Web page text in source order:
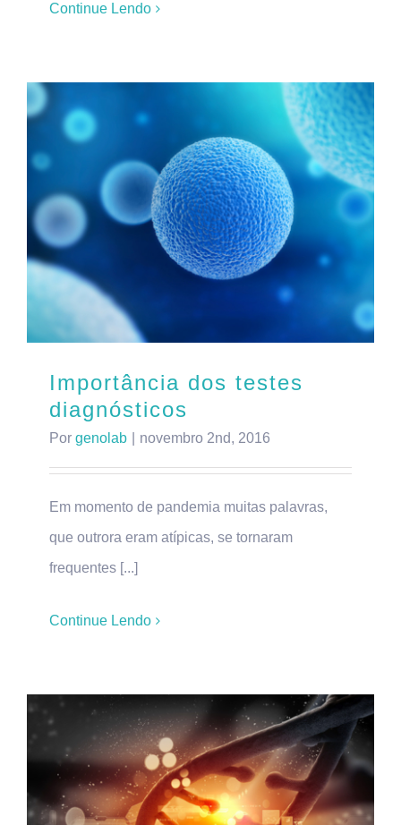
Continue Lendo
Importância dos testes
diagnósticos
Por genolab novembro 2nd, 2016
Em momento de pandemia muitas palavras,
que outrora eram atípicas, se tornaram
frequentes [...]
Continue Lendo